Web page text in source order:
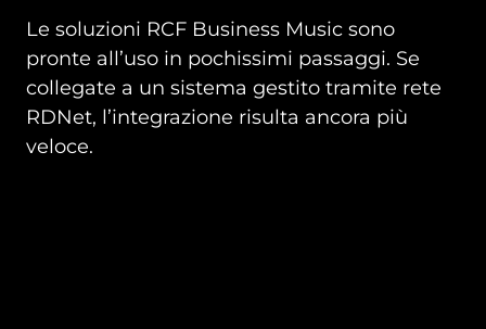
Le soluzioni RCF Business Music sono
pronte all’uso in pochissimi passaggi. Se
collegate a un sistema gestito tramite rete
RDNet, l’integrazione risulta ancora più
veloce.